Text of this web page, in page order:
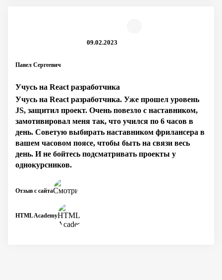
Павел Сергеевич
09.02.2023
Учусь на React разработчика
Учусь на React разработчика. Уже прошел уровень
JS, защитил проект. Очень повезло с наставником,
замотивировал меня так, что учился по 6 часов в
день. Советую выбирать наставником фрилансера в
вашем часовом поясе, чтобы быть на связи весь
день. И не бойтесь подсматривать проекты у
однокурсников.
HTML Academy
Отзыв с сайта